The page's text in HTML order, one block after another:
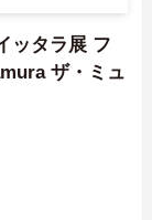
ッタラ展 フ
ザ・ミュ